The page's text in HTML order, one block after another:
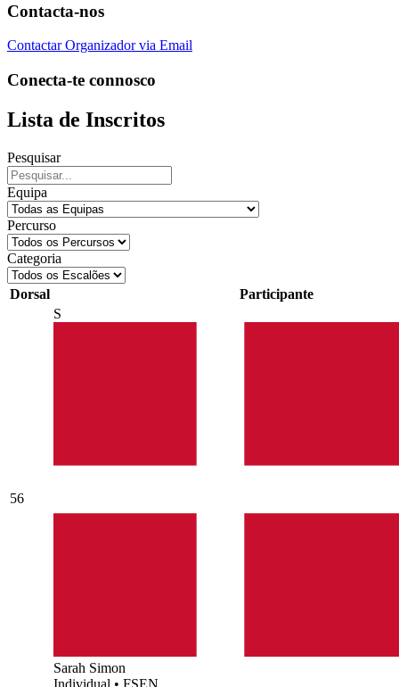
Contacta-nos
Contactar Organizador via Email
Conecta-te connosco
Lista de Inscritos
Pesquisar
Equipa
Percurso
Categoria
Dorsal Participante
56
S
Sarah Simon
Individual • FSEN